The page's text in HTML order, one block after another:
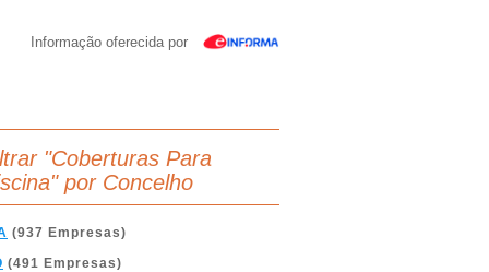
Informação oferecida por
"Coberturas Para
por Concelho
(937 Empresas)
(491 Empresas)